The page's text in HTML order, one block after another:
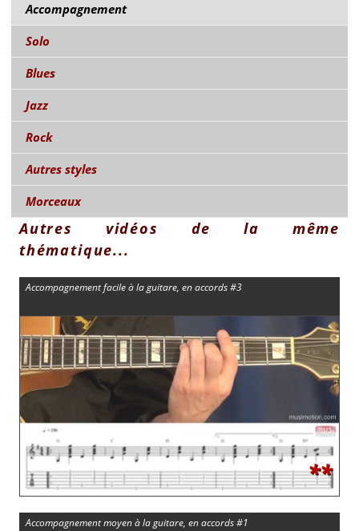
Accompagnement
Solo
Blues
Jazz
Rock
Autres styles
Morceaux
Autres vidéos de la même
thématique...
Accompagnement facile à la guitare, en accords #3
**
Accompagnement moyen à la guitare, en accords #1